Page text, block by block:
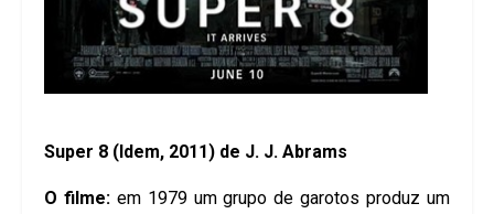
Super 8 (Idem, 2011) de J. J. Abrams
O filme:em 1979 um grupo de garotos produz um